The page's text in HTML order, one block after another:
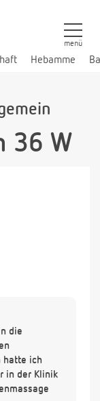
Hebamme
menü
36 W
die
hatte ich
in der Klinik